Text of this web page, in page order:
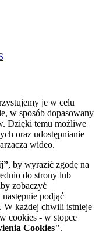
je w celu
w sposób dopasowany
Dzięki temu możliwe
oraz udostępnianie
wideo.
, by wyrazić zgodę na
do strony lub
zobaczyć
podjąć
W każdej chwili istnieje
cookies - w stopce
Cookies".